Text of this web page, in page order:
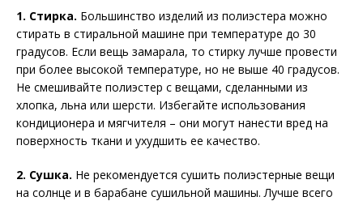
1. Стирка. Большинство изделий из полиэстера можно
стирать в стиральной машине при температуре до 30
градусов. Если вещь замарала, то стирку лучше провести
при более высокой температуре, но не выше 40 градусов.
Не смешивайте полиэстер с вещами, сделанными из
хлопка, льна или шерсти. Избегайте использования
кондиционера и мягчителя – они могут нанести вред на
поверхность ткани и ухудшить ее качество.
2. Сушка. Не рекомендуется сушить полиэстерные вещи
на солнце и в барабане сушильной машины. Лучше всего